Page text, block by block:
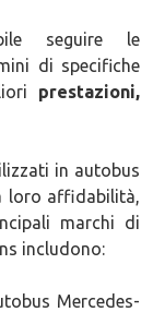
seguire le
di specifiche
prestazioni,
in autobus
loro affidabilità,
marchi di
includono:
Mercedes-